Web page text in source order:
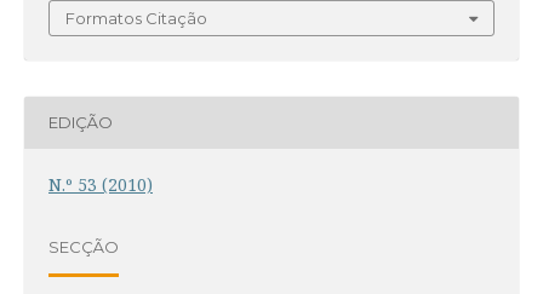
Formatos Citação
EDIÇÃO
N.º 53 (2010)
SECÇÃO